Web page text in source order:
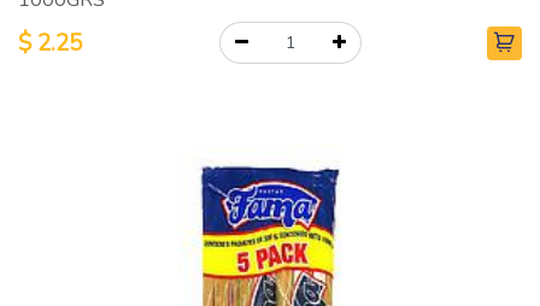
$2.25